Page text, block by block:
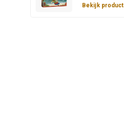
Bekijk product